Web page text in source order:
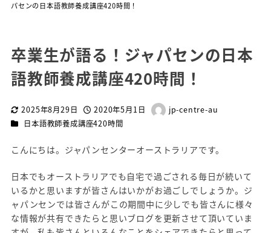
パセンの日本語教師養成講座420時間！
卒業生が語る！ジャパセンの日本
語教師養成講座420時間！
更新日2025年8月29日 投稿日2020年5月1日
著
jp-centre-au
カテゴリー
日本語教師養成講座420時間
こんにちは。ジャパンセンターオーストラリアです。
日本でもオーストラリアでも自宅で過ごされる毎日が続いて
いるかと思いますが皆さんはいかがお過ごしでしょうか。ジ
ャパンセンでは皆さんがこの期間中に少しでも皆さんに様々
な情報が共有できたらと思いブログを更新させて頂いていま